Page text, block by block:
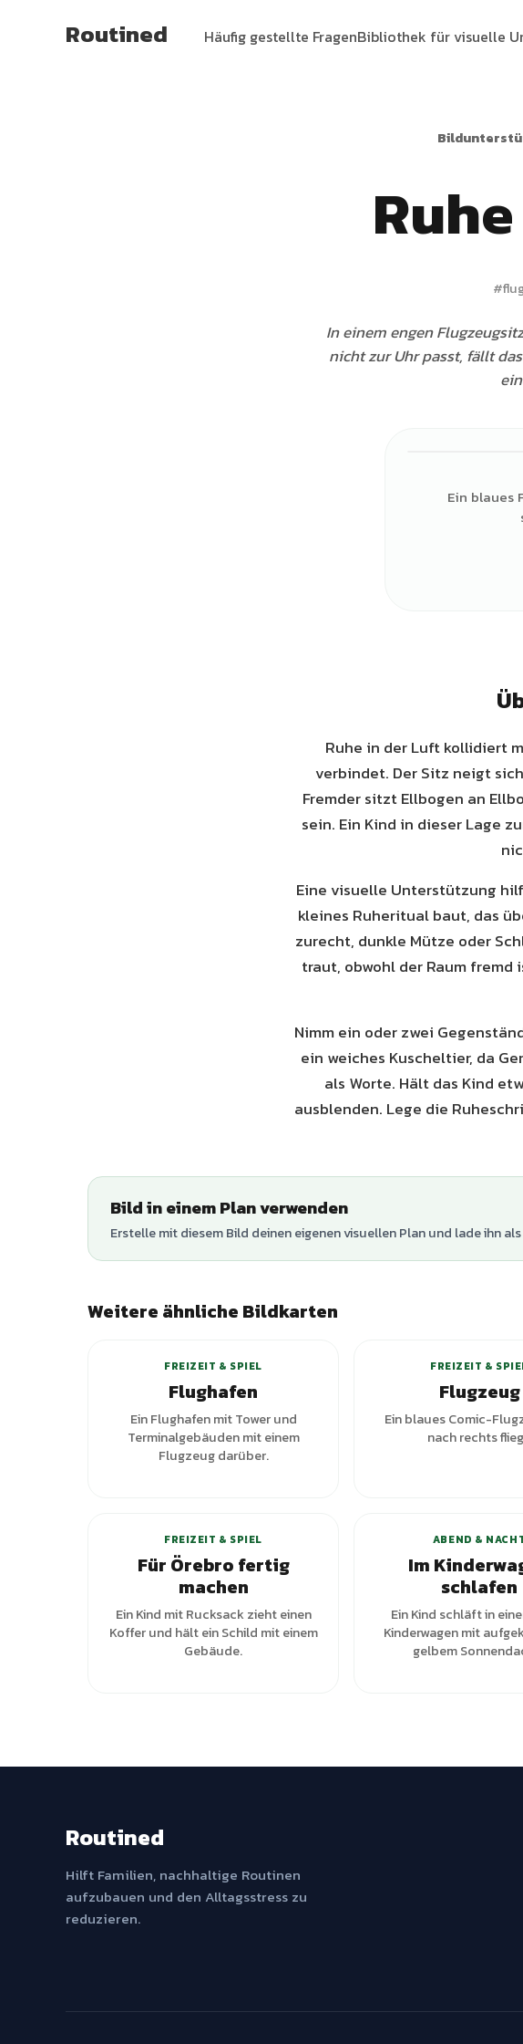
Routined Häufig gestellte FragenBibliothek für visuelle
#
In einem engen
nicht zur Uhr passt, fällt
Ein blaues
Ruhe in der Luft kollidiert
verbindet. Der Sitz neigt
Fremder sitzt Ellbogen an
sein. Ein Kind in dieser Lage
Eine visuelle Unterstützung
kleines Ruheritual baut, das
zurecht, dunkle Mütze oder
traut, obwohl der Raum
Nimm ein oder zwei
ein weiches Kuscheltier, da
als Worte. Hält das Kind
ausblenden. Lege die
Bild in einem Plan verwenden
Erstelle mit diesem Bild deinen eigenen visuellen Plan und lade ihn
Weitere ähnliche Bildkarten
FREIZEIT & SPIEL
Flughafen
Ein Flughafen mit Tower und
Terminalgebäuden mit einem
Flugzeug darüber.
FREIZEIT &
Flugzeug
Ein blaues Comic-
nach rechts
FREIZEIT & SPIEL
Für Örebro fertig
machen
Ein Kind mit Rucksack zieht einen
Koffer und hält ein Schild mit einem
Gebäude.
ABEND &
Im
schlafen
Ein Kind schläft in
Kinderwagen mit
gelbem
Routined
Hilft Familien, nachhaltige Routinen
aufzubauen und den Alltagsstress zu
reduzieren.